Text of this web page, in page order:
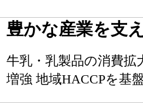
豊かな産業を支
牛乳・乳製品の消費
増強 地域HACCPを基